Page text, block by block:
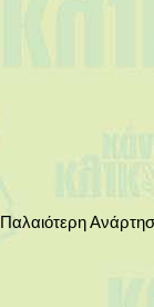
Παλαιότερη